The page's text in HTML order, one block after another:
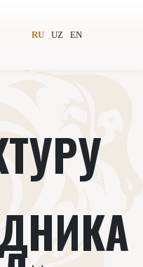
RU UZ EN
Всемирное общество
Подкасты
Видеолекторий